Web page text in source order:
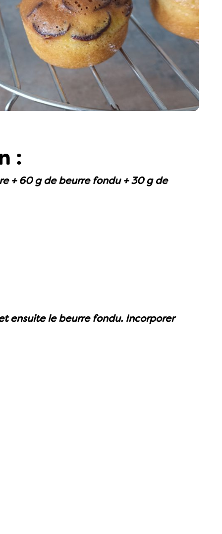
:
+ 60 g de beurre fondu + 30 g de
ensuite le beurre fondu. Incorporer